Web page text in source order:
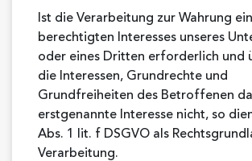
Ist die Verarbeitung zur Wahrung
berechtigten Interesses unseres
oder eines Dritten erforderlich und
die Interessen, Grundrechte und
Grundfreiheiten des Betroffenen
erstgenannte Interesse nicht, so
Abs. 1 lit. f DSGVO als
Verarbeitung.